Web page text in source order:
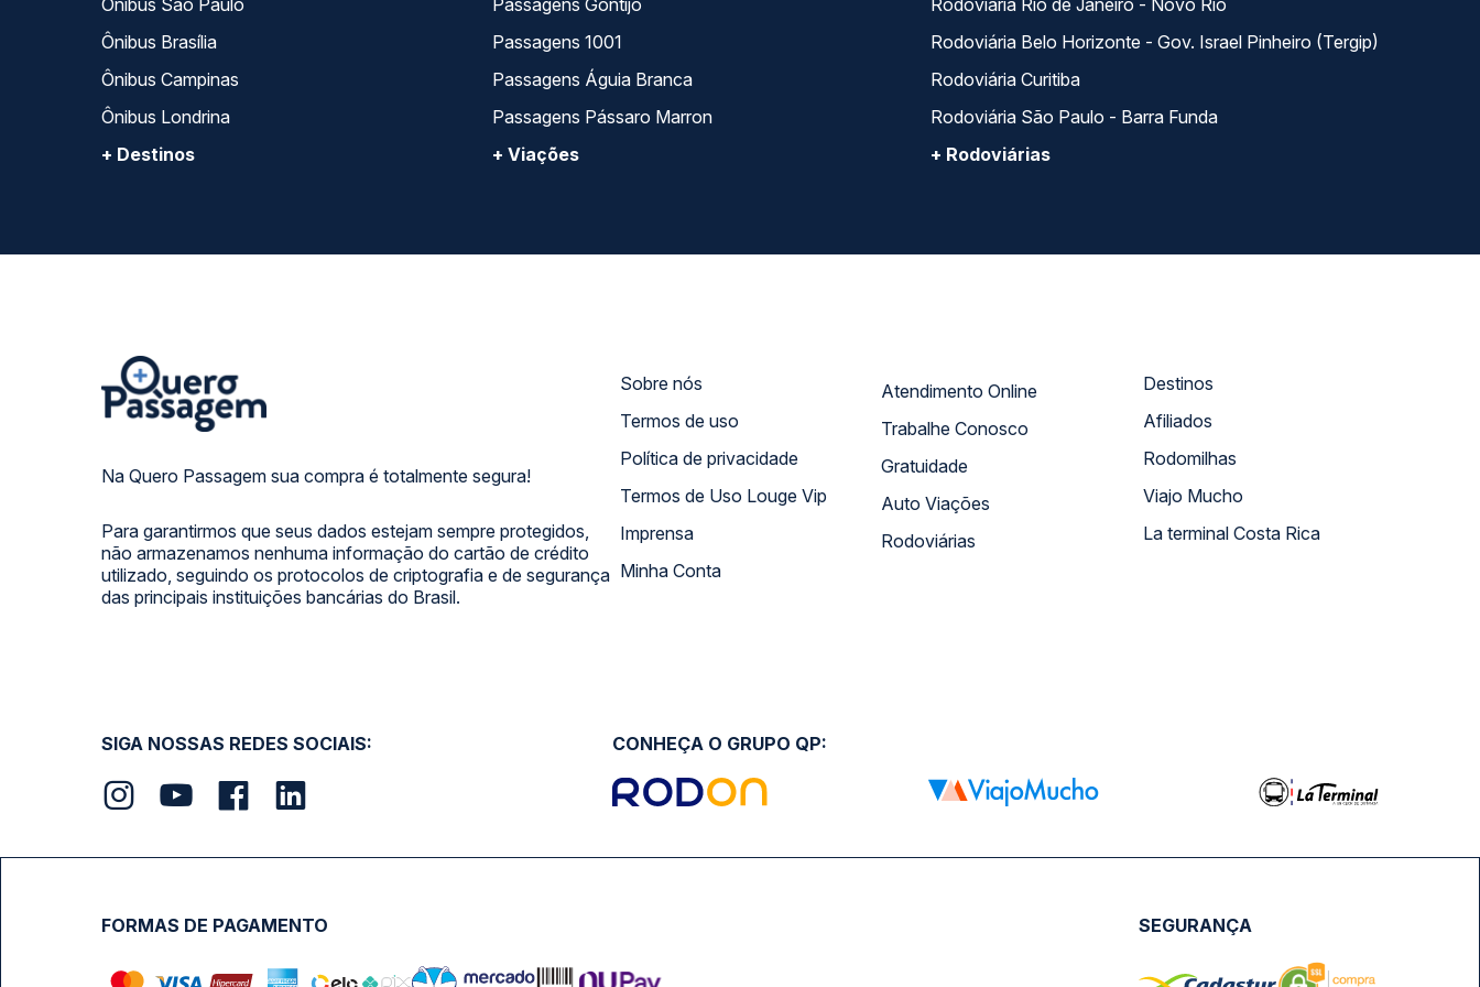
Ônibus São Paulo
Ônibus Brasília
Ônibus Campinas
Ônibus Londrina
+ Destinos
Passagens Gontijo
Passagens 1001
Passagens Águia Branca
Passagens Pássaro Marron
+ Viações
Rodoviária Rio de Janeiro - Novo Rio
Rodoviária Belo Horizonte - Gov. Israel Pinheiro (Tergip)
Rodoviária Curitiba
Rodoviária São Paulo - Barra Funda
+ Rodoviárias
Na Quero Passagem sua compra é totalmente segura!
Para garantirmos que seus dados estejam sempre protegidos,
não armazenamos nenhuma informação do cartão de crédito
utilizado, seguindo os protocolos de criptografia e de segurança
das principais instituições bancárias do Brasil.
Sobre nós
Termos de uso
Política de privacidade
Termos de Uso Louge Vip
Imprensa
Minha Conta
Atendimento Online
Trabalhe Conosco
Gratuidade
Auto Viações
Rodoviárias
Destinos
Afiliados
Rodomilhas
Viajo Mucho
La terminal Costa Rica
SIGA NOSSAS REDES SOCIAIS: CONHEÇA O GRUPO QP:
FORMAS DE PAGAMENTO SEGURANÇA